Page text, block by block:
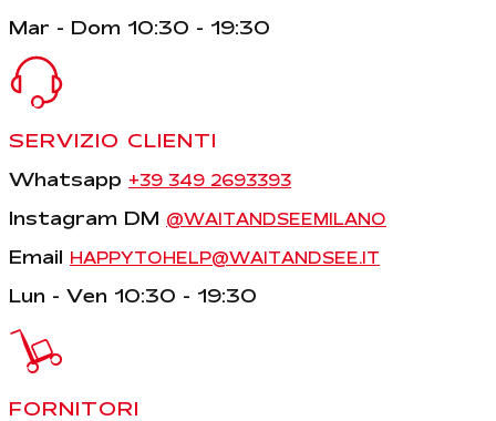
Mar - Dom 10:30 - 19:30
SERVIZIO CLIENTI
Whatsapp +39 349 2693393
Instagram DM @WAITANDSEEMILANO
Email HAPPYTOHELP@WAITANDSEE.IT
Lun - Ven 10:30 - 19:30
FORNITORI